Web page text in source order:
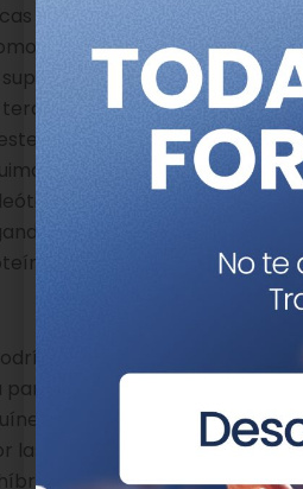
como con lipoproteínas,
por no mediadas por estos.
lo que puede ayudar
el mRNA de la
familiar. La
(NPC) sobre los
fuesen más
GalNac, ya que actúa
que se expresa en los
resolver el problema de la
aumentando el tiempo
en el caso del colesterol,
células hepáticas, en el
que presentaban